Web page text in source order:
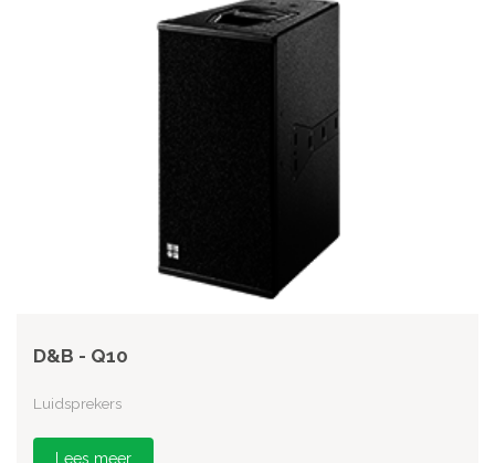
D&B - Q10
Luidsprekers
Lees meer